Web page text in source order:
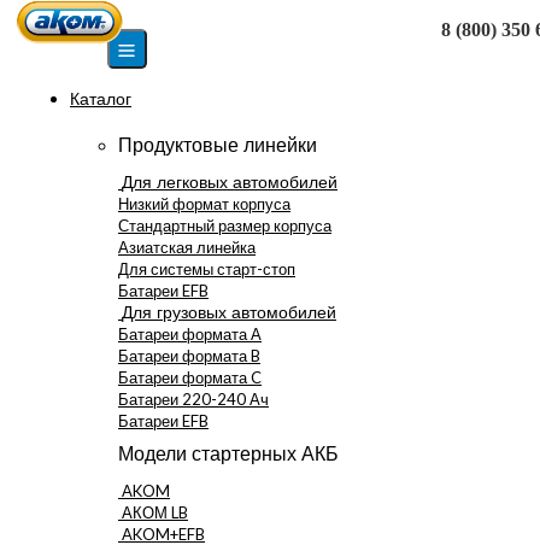
Москва 8 (800) 350
Каталог
Продуктовые линейки
Для легковых автомобилей
Низкий формат корпуса
Стандартный размер корпуса
Азиатская линейка
Для системы старт-стоп
Батареи EFB
Для грузовых автомобилей
Батареи формата А
Батареи формата B
Батареи формата C
Батареи 220-240 Ач
Батареи EFB
Модели стартерных АКБ
AKOM
АКОМ LB
AKOM+EFB